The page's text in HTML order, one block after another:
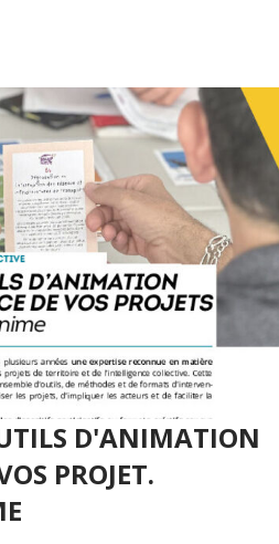
D'ANIMATION
PROJET.